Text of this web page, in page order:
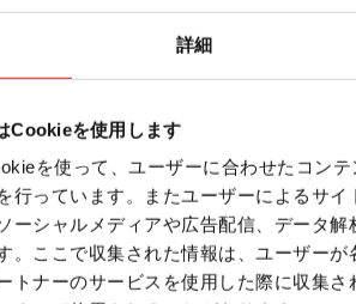
詳細
Cookieを使用します
を使って、ユーザーに合わせたコン
行っています。またユーザーによるサ
ーシャルメディアや広告配信、データ
。ここで収集された情報は、ユーザーが
トナーのサービスを使用した際に収集
は地域が見つかりませんか？こ